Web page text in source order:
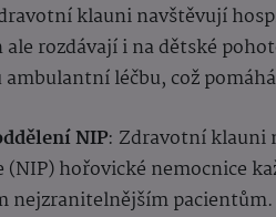
klauni navštěvují
ale rozdávají i na dětské
léčbu, což
NIP: Zdravotní klauni
hořovické nemocnice
nejzranitelnějším pacientům.